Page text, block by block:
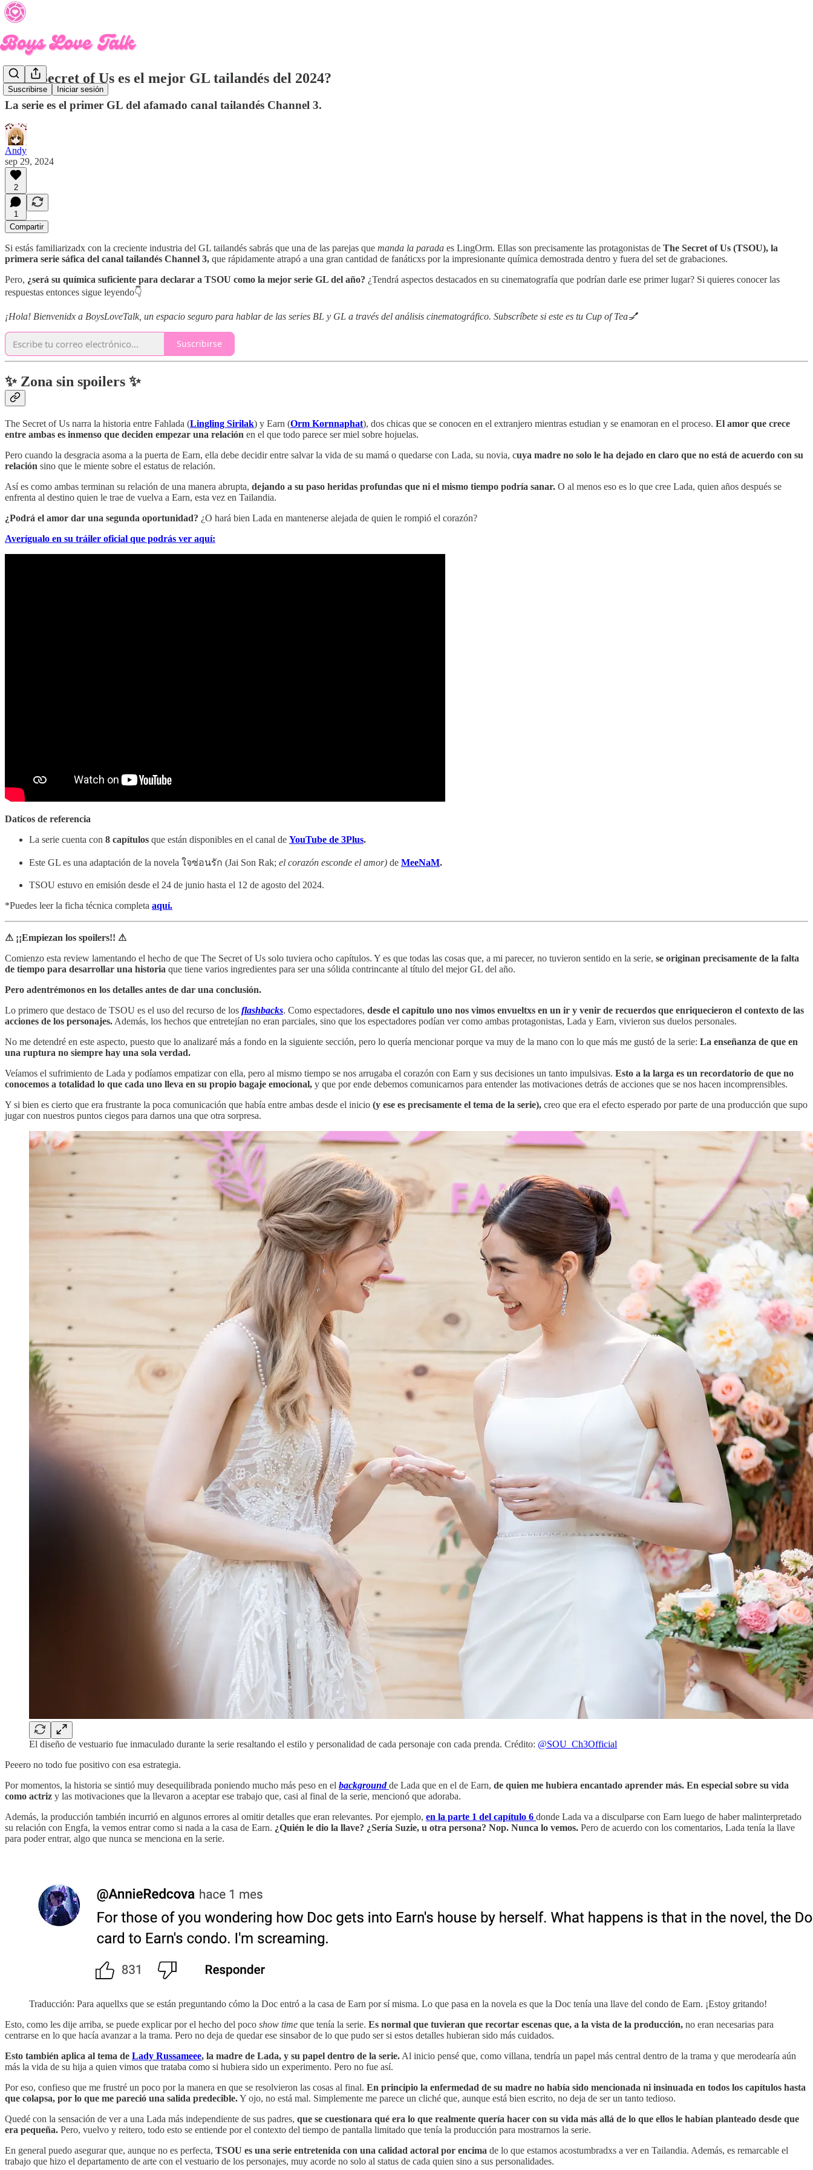
Suscribirse Iniciar sesión
¿The Secret of Us es el mejor GL tailandés del 2024?
La serie es el primer GL del afamado canal tailandés Channel 3.
Andy
sep 29, 2024
2
1
Compartir
Si estás familiarizadx con la creciente industria del GL tailandés sabrás que una de las parejas que manda la parada es LingOrm. Ellas son precisamente las protagonistas de The Secret of Us (TSOU), la
primera serie sáfica del canal tailandés Channel 3, que rápidamente atrapó a una gran cantidad de fanáticxs por la impresionante química demostrada dentro y fuera del set de grabaciones.
Pero, ¿será su química suficiente para declarar a TSOU como la mejor serie GL del año? ¿Tendrá aspectos destacados en su cinematografía que podrían darle ese primer lugar? Si quieres conocer las
respuestas entonces sigue leyendo👇
¡Hola! Bienvenidx a BoysLoveTalk, un espacio seguro para hablar de las series BL y GL a través del análisis cinematográfico. Subscríbete si este es tu Cup of Tea💅
Suscribirse
✨ Zona sin spoilers ✨
The Secret of Us narra la historia entre Fahlada (Lingling Sirilak) y Earn (Orm Kornnaphat), dos chicas que se conocen en el extranjero mientras estudian y se enamoran en el proceso. El amor que crece
entre ambas es inmenso que deciden empezar una relación en el que todo parece ser miel sobre hojuelas.
Pero cuando la desgracia asoma a la puerta de Earn, ella debe decidir entre salvar la vida de su mamá o quedarse con Lada, su novia, cuya madre no solo le ha dejado en claro que no está de acuerdo con su
relación sino que le miente sobre el estatus de relación.
Así es como ambas terminan su relación de una manera abrupta, dejando a su paso heridas profundas que ni el mismo tiempo podría sanar. O al menos eso es lo que cree Lada, quien años después se
enfrenta al destino quien le trae de vuelva a Earn, esta vez en Tailandia.
¿Podrá el amor dar una segunda oportunidad? ¿O hará bien Lada en mantenerse alejada de quien le rompió el corazón?
Averígualo en su tráiler oficial que podrás ver aquí:
Daticos de referencia
La serie cuenta con 8 capítulos que están disponibles en el canal de YouTube de 3Plus.
Este GL es una adaptación de la novela ใจซ่อนรัก (Jai Son Rak; el corazón esconde el amor) de MeeNaM.
TSOU estuvo en emisión desde el 24 de junio hasta el 12 de agosto del 2024.
*Puedes leer la ficha técnica completa aquí.
⚠ ¡¡Empiezan los spoilers!! ⚠
Comienzo esta review lamentando el hecho de que The Secret of Us solo tuviera ocho capítulos. Y es que todas las cosas que, a mi parecer, no tuvieron sentido en la serie, se originan precisamente de la falta
de tiempo para desarrollar una historia que tiene varios ingredientes para ser una sólida contrincante al título del mejor GL del año.
Pero adentrémonos en los detalles antes de dar una conclusión.
Lo primero que destaco de TSOU es el uso del recurso de los flashbacks. Como espectadores, desde el capítulo uno nos vimos envueltxs en un ir y venir de recuerdos que enriquecieron el contexto de las
acciones de los personajes. Además, los hechos que entretejían no eran parciales, sino que los espectadores podían ver como ambas protagonistas, Lada y Earn, vivieron sus duelos personales.
No me detendré en este aspecto, puesto que lo analizaré más a fondo en la siguiente sección, pero lo quería mencionar porque va muy de la mano con lo que más me gustó de la serie: La enseñanza de que en
una ruptura no siempre hay una sola verdad.
Veíamos el sufrimiento de Lada y podíamos empatizar con ella, pero al mismo tiempo se nos arrugaba el corazón con Earn y sus decisiones un tanto impulsivas. Esto a la larga es un recordatorio de que no
conocemos a totalidad lo que cada uno lleva en su propio bagaje emocional, y que por ende debemos comunicarnos para entender las motivaciones detrás de acciones que se nos hacen incomprensibles.
Y si bien es cierto que era frustrante la poca comunicación que había entre ambas desde el inicio (y ese es precisamente el tema de la serie), creo que era el efecto esperado por parte de una producción que supo
jugar con nuestros puntos ciegos para darnos una que otra sorpresa.
El diseño de vestuario fue inmaculado durante la serie resaltando el estilo y personalidad de cada personaje con cada prenda. Crédito: @SOU_Ch3Official
Peeero no todo fue positivo con esa estrategia.
Por momentos, la historia se sintió muy desequilibrada poniendo mucho más peso en el background de Lada que en el de Earn, de quien me hubiera encantado aprender más. En especial sobre su vida
como actriz y las motivaciones que la llevaron a aceptar ese trabajo que, casi al final de la serie, mencionó que adoraba.
Además, la producción también incurrió en algunos errores al omitir detalles que eran relevantes. Por ejemplo, en la parte 1 del capítulo 6 donde Lada va a disculparse con Earn luego de haber malinterpretado
su relación con Engfa, la vemos entrar como si nada a la casa de Earn. ¿Quién le dio la llave? ¿Sería Suzie, u otra persona? Nop. Nunca lo vemos. Pero de acuerdo con los comentarios, Lada tenía la llave
para poder entrar, algo que nunca se menciona en la serie.
Traducción: Para aquellxs que se están preguntando cómo la Doc entró a la casa de Earn por sí misma. Lo que pasa en la novela es que la Doc tenía una llave del condo de Earn. ¡Estoy gritando!
Esto, como les dije arriba, se puede explicar por el hecho del poco show time que tenía la serie. Es normal que tuvieran que recortar escenas que, a la vista de la producción, no eran necesarias para
centrarse en lo que hacía avanzar a la trama. Pero no deja de quedar ese sinsabor de lo que pudo ser si estos detalles hubieran sido más cuidados.
Esto también aplica al tema de Lady Russameee, la madre de Lada, y su papel dentro de la serie. Al inicio pensé que, como villana, tendría un papel más central dentro de la trama y que merodearía aún
más la vida de su hija a quien vimos que trataba como si hubiera sido un experimento. Pero no fue así.
Por eso, confieso que me frustré un poco por la manera en que se resolvieron las cosas al final. En principio la enfermedad de su madre no había sido mencionada ni insinuada en todos los capítulos hasta
que colapsa, por lo que me pareció una salida predecible.Y ojo, no está mal. Simplemente me parece un cliché que, aunque está bien escrito, no deja de ser un tanto tedioso.
Quedé con la sensación de ver a una Lada más independiente de sus padres, que se cuestionara qué era lo que realmente quería hacer con su vida más allá de lo que ellos le habían planteado desde que
era pequeña. Pero, vuelvo y reitero, todo esto se entiende por el contexto del tiempo de pantalla limitado que tenía la producción para mostrarnos la serie.
En general puedo asegurar que, aunque no es perfecta, TSOU es una serie entretenida con una calidad actoral por encima de lo que estamos acostumbradxs a ver en Tailandia. Además, es remarcable el
trabajo que hizo el departamento de arte con el vestuario de los personajes, muy acorde no solo al status de cada quien sino a sus personalidades.